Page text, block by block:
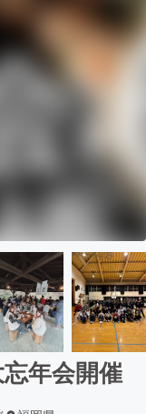
年会開催